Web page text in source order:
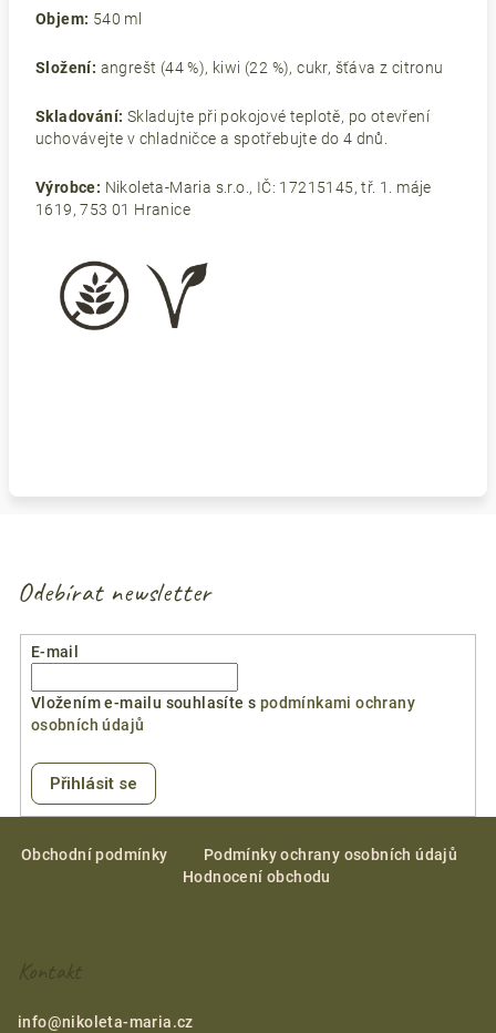
Objem: 540 ml
Složení: angrešt (44 %), kiwi (22 %), cukr, šťáva z citronu
Skladování: Skladujte při pokojové teplotě, po otevření
uchovávejte v chladničce a spotřebujte do 4 dnů.
Výrobce: Nikoleta-Maria s.r.o., IČ: 17215145, tř. 1. máje
1619, 753 01 Hranice
Odebírat newsletter
E-mail
Vložením e-mailu souhlasíte s podmínkami ochrany
osobních údajů
Přihlásit se
Obchodní podmínky
Podmínky ochrany osobních údajů
Hodnocení obchodu
Kontakt
info@nikoleta-maria.cz